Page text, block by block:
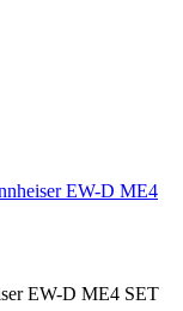
EW-D ME4
EW-D ME4 SET